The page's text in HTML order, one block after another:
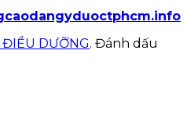
DƯỠNG. Đánh dấu